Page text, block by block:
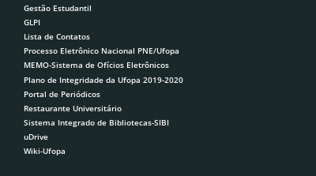
Gestão Estudantil
GLPI
Lista de Contatos
Processo Eletrônico Nacional PNE/Ufopa
MEMO-Sistema de Ofícios Eletrônicos
Plano de Integridade da Ufopa 2019-2020
Portal de Periódicos
Restaurante Universitário
Sistema Integrado de Bibliotecas-SIBI
uDrive
Wiki-Ufopa